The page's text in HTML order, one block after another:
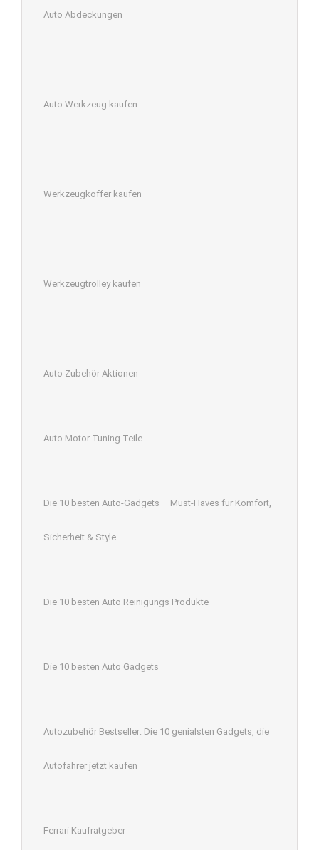
Auto Abdeckungen
Auto Werkzeug kaufen
Werkzeugkoffer kaufen
Werkzeugtrolley kaufen
Auto Zubehör Aktionen
Auto Motor Tuning Teile
Die 10 besten Auto-Gadgets – Must-Haves für Komfort,
Sicherheit & Style
Die 10 besten Auto Reinigungs Produkte
Die 10 besten Auto Gadgets
Autozubehör Bestseller: Die 10 genialsten Gadgets, die
Autofahrer jetzt kaufen
Ferrari Kaufratgeber